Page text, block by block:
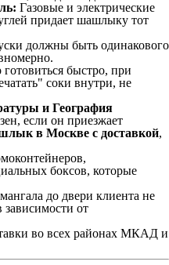
Газовые и электрические
придает шашлыку тот
должны быть одинакового
быстро, при
соки внутри, не
и География
если он приезжает
в Москве с доставкой,
боксов, которые
до двери клиента не
от
во всех районах МКАД и